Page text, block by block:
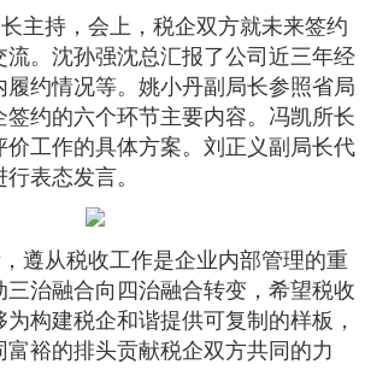
持，会上，税企双方就未来签约
。沈孙强沈总汇报了公司近三年经
约情况等。姚小丹副局长参照省局
约的六个环节主要内容。冯凯所长
工作的具体方案。刘正义副局长代
表态发言。
从税收工作是企业内部管理的重
治融合向四治融合转变，希望税收
构建税企和谐提供可复制的样板，
裕的排头贡献税企双方共同的力